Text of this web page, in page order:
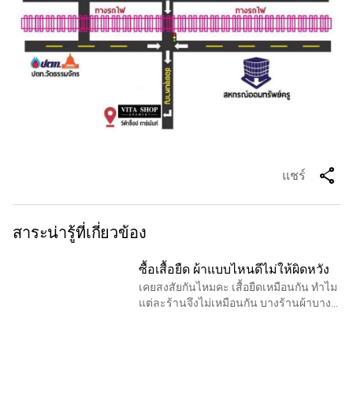
แชร์ share
สาระน่ารู้ที่เกี่ยวข้อง
ซื้อเสื้อยืด ผ้าแบบไหนดีไม่ให้ผิดหวัง
เคยสงสัยกันไหมคะ เสื้อยืดเหมือนกัน ทำไม
แต่ละร้านจึงไม่เหมือนกัน บางร้านผ้าบาง